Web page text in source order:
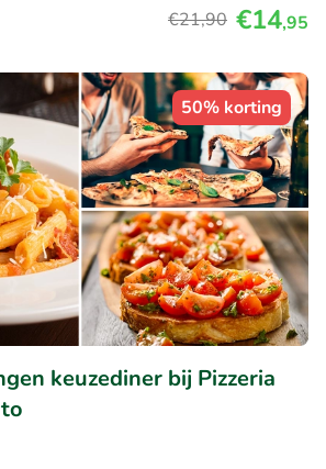
€21,90 €14,95
50% korting
keuzediner bij Pizzeria